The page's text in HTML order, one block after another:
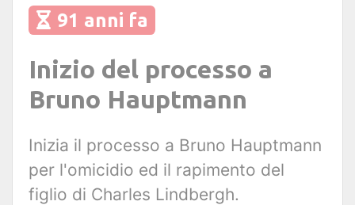
91 anni fa
Inizio del processo a
Bruno Hauptmann
Inizia il processo a Bruno Hauptmann
per l'omicidio ed il rapimento del
figlio di Charles Lindbergh.